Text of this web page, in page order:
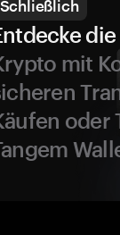
Schließlich
mit
oder